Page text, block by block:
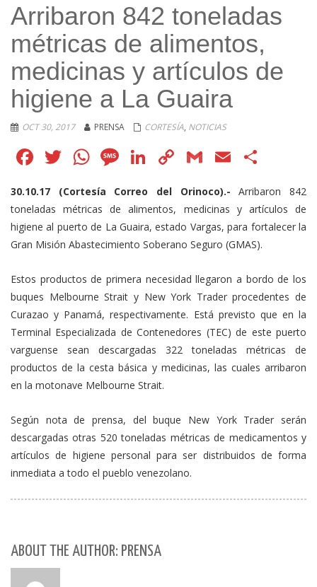
Arribaron 842 toneladas
métricas de alimentos,
medicinas y artículos de
higiene a La Guaira
OCT 30, 2017 PRENSA CORTESÍA, NOTICIAS
Facebook
Twitter
WhatsApp
Message
LinkedIn
Copy
Link
GmailEmail
30.10.17 (Cortesía Correo del Orinoco).- Arribaron 842
toneladas métricas de alimentos, medicinas y artículos de
higiene al puerto de La Guaira, estado Vargas, para fortalecer la
Gran Misión Abastecimiento Soberano Seguro (GMAS).
Estos productos de primera necesidad llegaron a bordo de los
buques Melbourne Strait y New York Trader procedentes de
Curazao y Panamá, respectivamente. Está previsto que en la
Terminal Especializada de Contenedores (TEC) de este puerto
varguense sean descargadas 322 toneladas métricas de
productos de la cesta básica y medicinas, las cuales arribaron
en la motonave Melbourne Strait.
Según nota de prensa, del buque New York Trader serán
descargadas otras 520 toneladas métricas de medicamentos y
artículos de higiene personal para ser distribuidos de forma
inmediata a todo el pueblo venezolano.
ABOUT THE AUTHOR: PRENSA